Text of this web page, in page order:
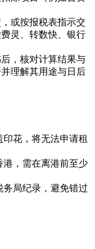
或按报税表指示交
灵、转数快、银行
，核对计算结果与
理解其用途与日后
印花，将无法申请租
港，需在离港前至少
局纪录，避免错过